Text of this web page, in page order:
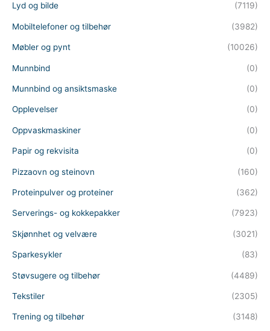
Lyd og bilde (7119)
Mobiltelefoner og tilbehør (3982)
Møbler og pynt (10026)
Munnbind (0)
Munnbind og ansiktsmaske (0)
Opplevelser (0)
Oppvaskmaskiner (0)
Papir og rekvisita (0)
Pizzaovn og steinovn (160)
Proteinpulver og proteiner (362)
Serverings- og kokkepakker (7923)
Skjønnhet og velvære (3021)
Sparkesykler (83)
Støvsugere og tilbehør (4489)
Tekstiler (2305)
Trening og tilbehør (3148)